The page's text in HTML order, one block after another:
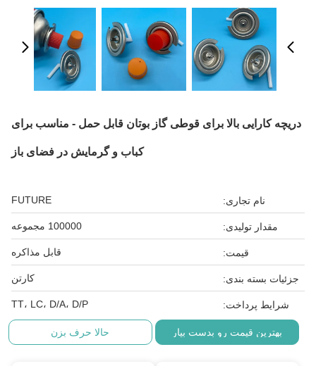
دریچه کارایی بالا برای قوطی گاز بوتان قابل حمل - مناسب برای
کباب و گرمایش در فضای باز
نام تجاری: FUTURE
مقدار تولیدی: 100000 مجموعه
قیمت: قابل مذاکره
جزئیات بسته بندی: کارتن
شرایط پرداخت: TT، LC، D/A، D/P
بهترین قیمت رو بدست بیار حالا حرف بزن